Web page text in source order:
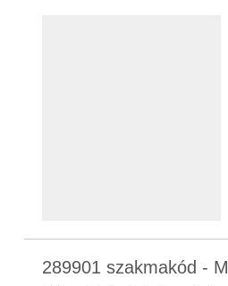
289901 szakmakód -